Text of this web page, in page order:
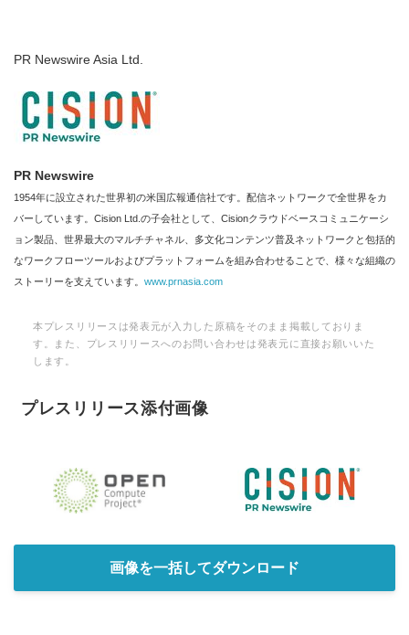
PR Newswire Asia Ltd.
PR Newswire
1954年に設立された世界初の米国広報通信社です。配信ネットワークで全世界をカ
バーしています。Cision Ltd.の子会社として、Cisionクラウドベースコミュニケーシ
ョン製品、世界最大のマルチチャネル、多文化コンテンツ普及ネットワークと包括的
なワークフローツールおよびプラットフォームを組み合わせることで、様々な組織の
ストーリーを支えています。 www.prnasia.com
本プレスリリースは発表元が入力した原稿をそのまま掲載しておりま
す。また、プレスリリースへのお問い合わせは発表元に直接お願いいた
します。
プレスリリース添付画像
画像を一括してダウンロード